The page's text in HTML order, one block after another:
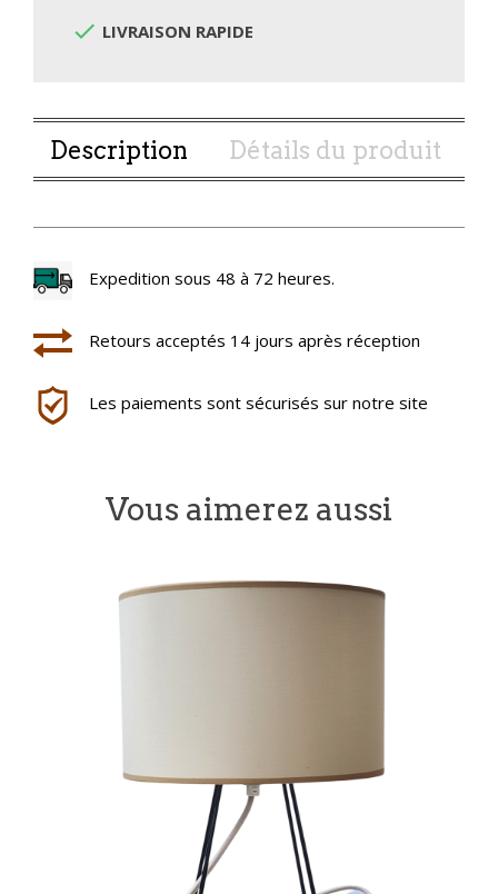
 LIVRAISON RAPIDE
Description Détails du produit
Expedition sous 48 à 72 heures.
Retours acceptés 14 jours après réception
Les paiements sont sécurisés sur notre site
Vous aimerez aussi